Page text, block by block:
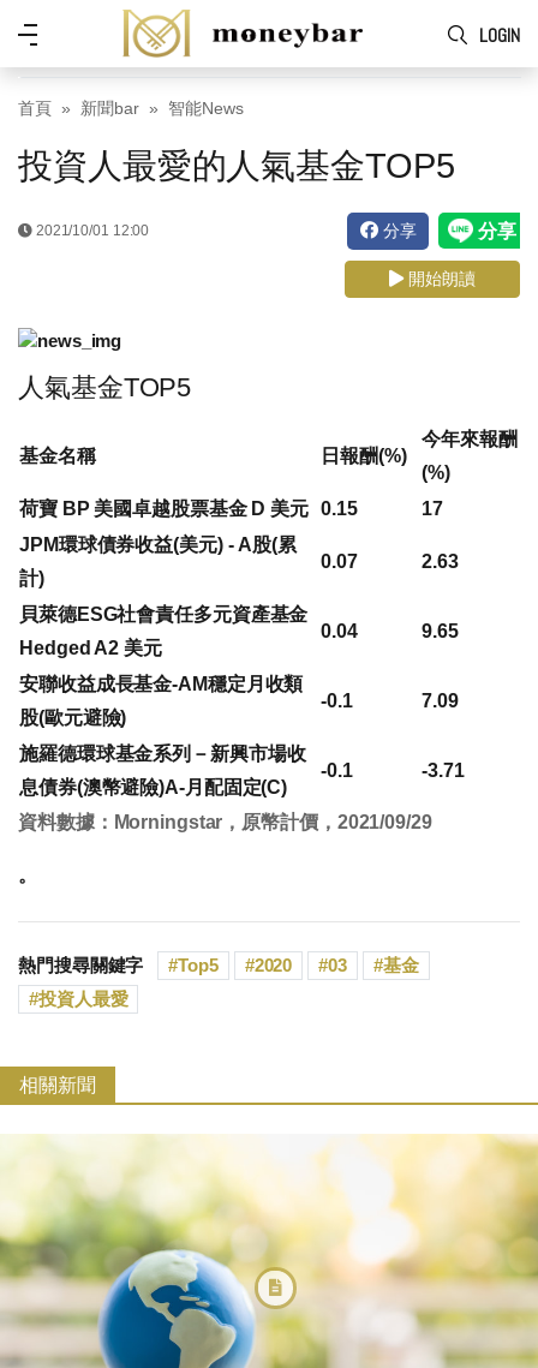
Skip to main content
LOGIN
功
能
表
首頁 新聞bar 智能News
投資人最愛的人氣基金TOP5
2021/10/01 12:00 分享
開始朗讀
人氣基金TOP5
基金名稱 日報酬(%)
今年來報酬
(%)
荷寶 BP 美國卓越股票基金 D 美元 0.15
17
JPM環球債券收益(美元) - A股(累
計)
0.07 2.63
貝萊德ESG社會責任多元資產基金
Hedged A2 美元
0.04 9.65
安聯收益成長基金-AM穩定月收類
股(歐元避險)
-0.1 7.09
施羅德環球基金系列－新興市場收
息債券(澳幣避險)A-月配固定(C)
-0.1 -3.71
資料數據：Morningstar，原幣計價，2021/09/29
。
熱門搜尋關鍵字 Top5 2020 03
基金
投資人最愛
相關新聞